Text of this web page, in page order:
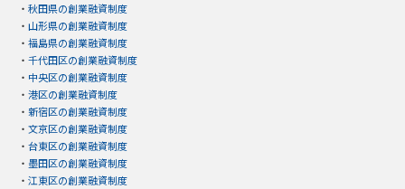
・ 秋田県の創業融資制度
・ 山形県の創業融資制度
・ 福島県の創業融資制度
・ 千代田区の創業融資制度
・ 中央区の創業融資制度
・ 港区の創業融資制度
・ 新宿区の創業融資制度
・ 文京区の創業融資制度
・ 台東区の創業融資制度
・ 墨田区の創業融資制度
・ 江東区の創業融資制度